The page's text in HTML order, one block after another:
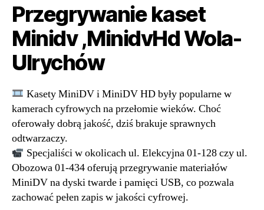
Przegrywanie kaset
Minidv ,MinidvHd Wola-
Ulrychów
Kasety MiniDV i MiniDV HD były popularne w
kamerach cyfrowych na przełomie wieków. Choć
oferowały dobrą jakość, dziś brakuje sprawnych
odtwarzaczy.
Specjaliści w okolicach ul. Elekcyjna 01-128 czy ul.
Obozowa 01-434 oferują przegrywanie materiałów
MiniDV na dyski twarde i pamięci USB, co pozwala
zachować pełen zapis w jakości cyfrowej.